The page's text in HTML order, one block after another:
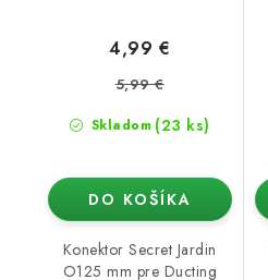
Skladom (23 ks)
4,99 €
5,99 €
DO KOŠÍKA
Konektor Secret Jardin
O125 mm pre Ducting